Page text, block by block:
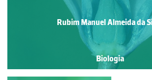
Rubim Manuel Almeida da
Biologia